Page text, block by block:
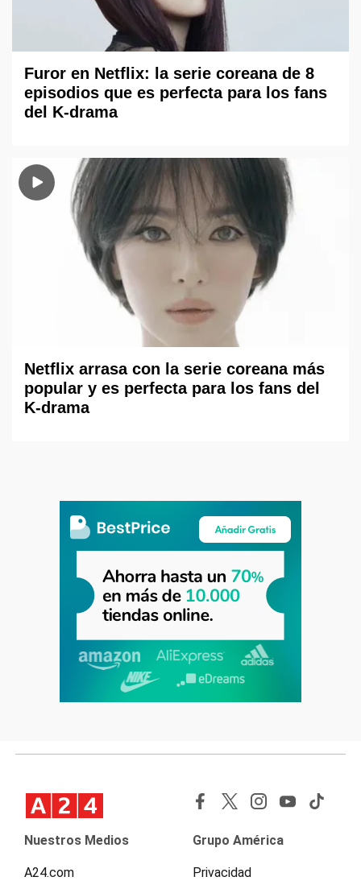
Furor en Netflix: la serie coreana de 8
episodios que es perfecta para los fans
del K-drama
Netflix arrasa con la serie coreana más
popular y es perfecta para los fans del
K-drama
Nuestros Medios
A24.com
Grupo América
Privacidad